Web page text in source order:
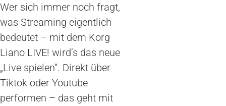
Wer sich immer noch fragt,
was Streaming eigentlich
bedeutet – mit dem Korg
Liano LIVE! wird’s das neue
„Live spielen“. Direkt über
Tiktok oder Youtube
performen – das geht mit